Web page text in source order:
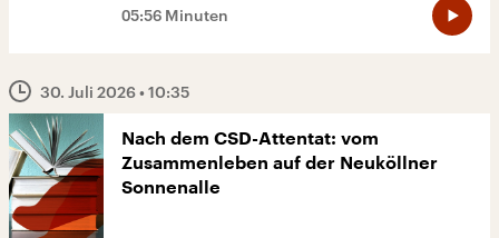
05:56 Minuten
30. Juli 2026• 10:35
Nach dem CSD-Attentat: vom
Zusammenleben auf der Neuköllner
Sonnenalle